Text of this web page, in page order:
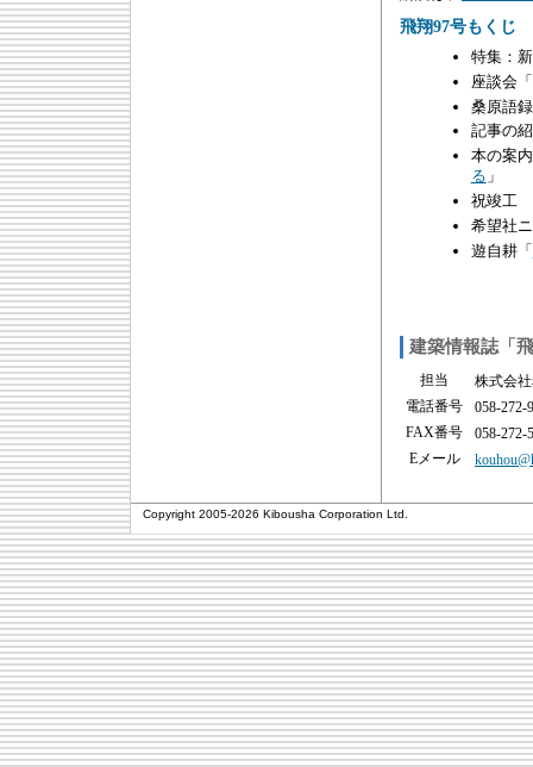
飛翔97号もくじ
特集：
座談会
桑原語
記事の
本の案
る 」
祝竣工
希望社
遊自耕「
建築情報誌「
担当
株式会
電話番号
058-272-
FAX番号
058-272-
Eメール
Copyright 2005-2026 Kibousha Corporation Ltd.